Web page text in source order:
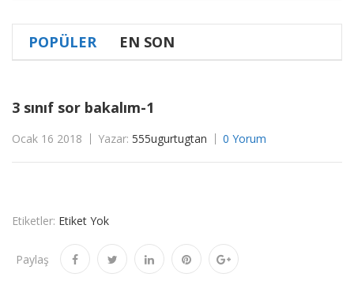
POPÜLER EN SON
3 sınıf sor bakalım-1
Ocak 16 2018 Yazar: 555ugurtugtan 0 Yorum
Etiketler: Etiket Yok
Paylaş